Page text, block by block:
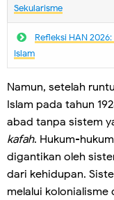
Sekularisme
Refleksi HAN
Islam
Namun, setelah
Islam pada tahun
abad tanpa sistem
kafah. Hukum-
digantikan oleh
dari kehidupan.
melalui